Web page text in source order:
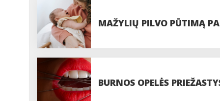
MAŽYLIŲ PILVO PŪTIMĄ
BURNOS OPELĖS